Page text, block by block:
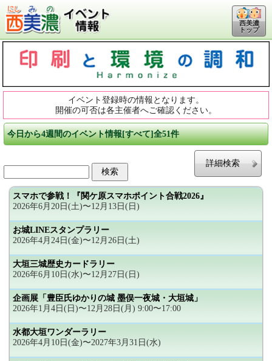
西美濃
トップ
イベント登録時の情報となります。
開催の可否は各主催者へご確認ください。
今日から4週間のイベント情報[すべて]全51件
詳細検索
スマホで参戦！『関ケ原スマホポイント合戦2026』
2026年6月20日(土)〜12月13日(日)
お城LINEスタンプラリー
2026年4月24日(金)〜12月26日(土)
大垣三城歴史カードラリー
2026年6月10日(水)〜12月27日(日)
企画展「豊臣氏ゆかりの城 墨俣一夜城・大垣城」
2026年1月4日(日)〜12月28日(月) 9:00〜17:00
水都大垣ワンダーラリー
2026年4月10日(金)〜2027年3月31日(水)